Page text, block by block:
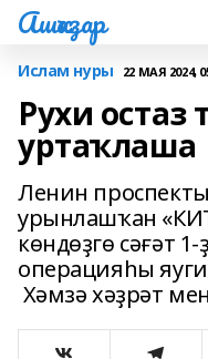
Ашҡаҙар
Ислам нуры 22 МАЯ 2024,
Рухи остаз
уртаҡлаша
Ленин
урынлашҡан
көндөҙгө сәғәт
операцияһы
Хәмзә хәҙрәт